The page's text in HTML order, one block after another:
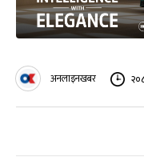
अनलाइनखबर